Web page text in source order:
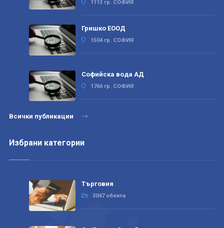
1113 гр. СОФИЯ
Гришко ЕООД
1504 гр. СОФИЯ
Софийска вода АД
1766 гр. СОФИЯ
Всички публикации
Избрани категории
Търговия
3047 обекта